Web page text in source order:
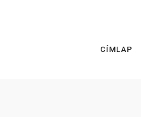
CÍMLAP